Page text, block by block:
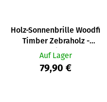
Holz-Sonnenbrille Woodfi
Timber Zebraholz -
verspiegelt
Auf Lager
79,90 €